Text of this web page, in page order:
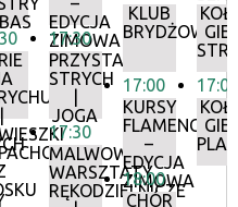
EDYCJA
ZIMOWA
17:30
PRZYSTANEK
STRYCH
JOGA
17:30
MALWOWE
WARSZTATY
RĘKODZIELNICZE
KLUB
BRYDŻOWY
17:00
KURSY
FLAMENCO
–
EDYCJA
ZIMOWA
18:00
CHÓR
17:00